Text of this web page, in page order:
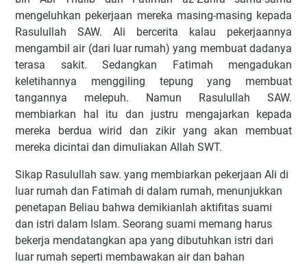
mengeluhkan pekerjaan mereka masing-masing kepada
Rasulullah SAW. Ali bercerita kalau pekerjaannya
mengambil air (dari luar rumah) yang membuat dadanya
terasa sakit. Sedangkan Fatimah mengadukan
keletihannya menggiling tepung yang membuat
tangannya melepuh. Namun Rasulullah SAW.
membiarkan hal itu dan justru mengajarkan kepada
mereka berdua wirid dan zikir yang akan membuat
mereka dicintai dan dimuliakan Allah SWT.
Sikap Rasulullah saw. yang membiarkan pekerjaan Ali di
luar rumah dan Fatimah di dalam rumah, menunjukkan
penetapan Beliau bahwa demikianlah aktifitas suami
dan istri dalam Islam. Seorang suami memang harus
bekerja mendatangkan apa yang dibutuhkan istri dari
luar rumah seperti membawakan air dan bahan